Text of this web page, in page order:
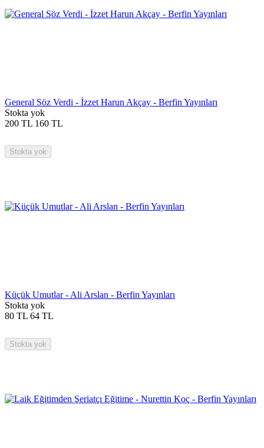
General Söz Verdi - İzzet Harun Akçay - Berfin Yayınları
Stokta yok
200 TL 160 TL
Stokta yok
Küçük Umutlar - Ali Arslan - Berfin Yayınları
Stokta yok
80 TL 64 TL
Stokta yok